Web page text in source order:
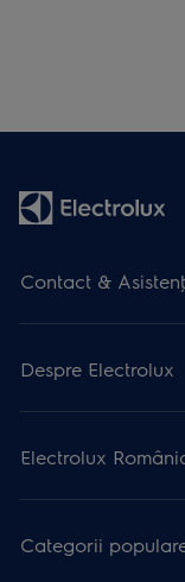
Contact &
Despre Electrolux
Electrolux
Categorii